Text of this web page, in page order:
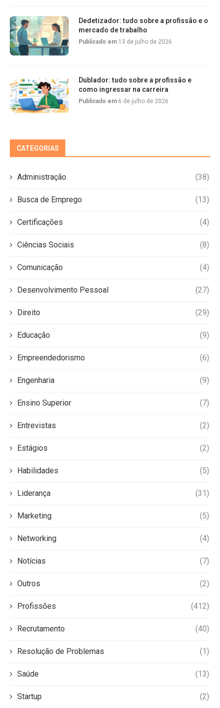
Dedetizador: tudo sobre a profissão e o
mercado de trabalho
Publicado em 13 de julho de 2026
Dublador: tudo sobre a profissão e
como ingressar na carreira
Publicado em 6 de julho de 2026
CATEGORIAS
Administração (38)
Busca de Emprego (13)
Certificações (4)
Ciências Sociais (8)
Comunicação (4)
Desenvolvimento Pessoal (27)
Direito (29)
Educação (9)
Empreendedorismo (6)
Engenharia (9)
Ensino Superior (7)
Entrevistas (2)
Estágios (2)
Habilidades (5)
Liderança (31)
Marketing (5)
Networking (4)
Notícias (7)
Outros (2)
Profissões (412)
Recrutamento (40)
Resolução de Problemas (1)
Saúde (13)
Startup (2)